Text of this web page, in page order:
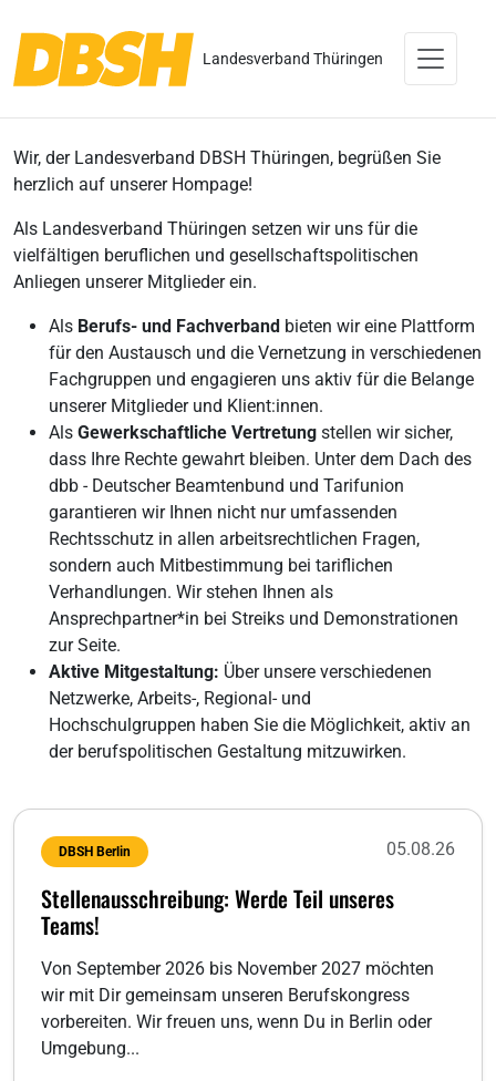
Landesverband Thüringen
Wir, der Landesverband DBSH Thüringen, begrüßen Sie
herzlich auf unserer Hompage!
Als Landesverband Thüringen setzen wir uns für die
vielfältigen beruflichen und gesellschaftspolitischen
Anliegen unserer Mitglieder ein.
Als Berufs- und Fachverband bieten wir eine Plattform
für den Austausch und die Vernetzung in verschiedenen
Fachgruppen und engagieren uns aktiv für die Belange
unserer Mitglieder und Klient:innen.
Als Gewerkschaftliche Vertretung stellen wir sicher,
dass Ihre Rechte gewahrt bleiben. Unter dem Dach des
dbb - Deutscher Beamtenbund und Tarifunion
garantieren wir Ihnen nicht nur umfassenden
Rechtsschutz in allen arbeitsrechtlichen Fragen,
sondern auch Mitbestimmung bei tariflichen
Verhandlungen. Wir stehen Ihnen als
Ansprechpartner*in bei Streiks und Demonstrationen
zur Seite.
Aktive Mitgestaltung: Über unsere verschiedenen
Netzwerke, Arbeits-, Regional- und
Hochschulgruppen haben Sie die Möglichkeit, aktiv an
der berufspolitischen Gestaltung mitzuwirken.
DBSH Berlin 05.08.26
Stellenausschreibung: Werde Teil unseres
Teams!
Von September 2026 bis November 2027 möchten
wir mit Dir gemeinsam unseren Berufskongress
vorbereiten. Wir freuen uns, wenn Du in Berlin oder
Umgebung...